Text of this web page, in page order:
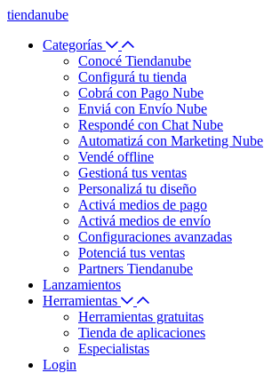
tiendanube
Categorías
Conocé Tiendanube
Configurá tu tienda
Cobrá con Pago Nube
Enviá con Envío Nube
Respondé con Chat Nube
Automatizá con Marketing Nube
Vendé offline
Gestioná tus ventas
Personalizá tu diseño
Activá medios de pago
Activá medios de envío
Configuraciones avanzadas
Potenciá tus ventas
Partners Tiendanube
Lanzamientos
Herramientas
Herramientas gratuitas
Tienda de aplicaciones
Especialistas
Login